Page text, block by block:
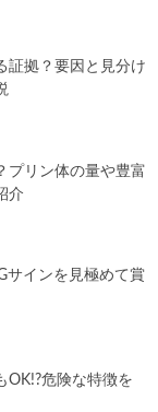
証拠？要因と見分け
プリン体の量や豊富
介
サインを見極めて賞
OK!?危険な特徴を